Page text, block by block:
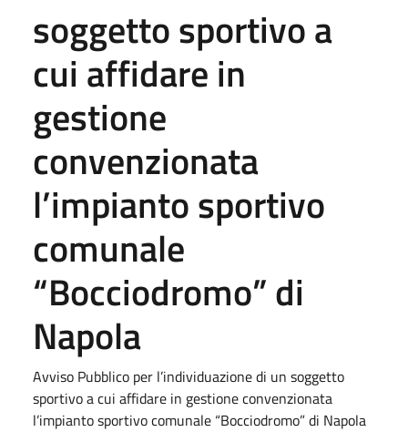
soggetto sportivo a
cui affidare in
gestione
convenzionata
l’impianto sportivo
comunale
“Bocciodromo” di
Napola
Avviso Pubblico per l’individuazione di un soggetto
sportivo a cui affidare in gestione convenzionata
l’impianto sportivo comunale “Bocciodromo” di Napola